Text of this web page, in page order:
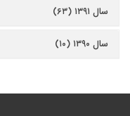
سال ۱۳۹۱ (۶۳)
سال ۱۳۹۰ (۱۰)